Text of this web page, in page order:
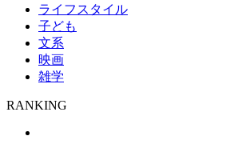
ライフスタイル
子ども
文系
映画
雑学
RANKING